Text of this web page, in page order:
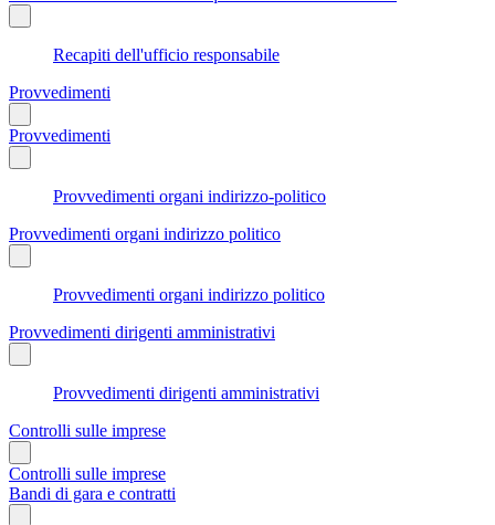
Recapiti dell'ufficio responsabile
Provvedimenti
Provvedimenti
Provvedimenti organi indirizzo-politico
Provvedimenti organi indirizzo politico
Provvedimenti organi indirizzo politico
Provvedimenti dirigenti amministrativi
Provvedimenti dirigenti amministrativi
Controlli sulle imprese
Controlli sulle imprese
Bandi di gara e contratti